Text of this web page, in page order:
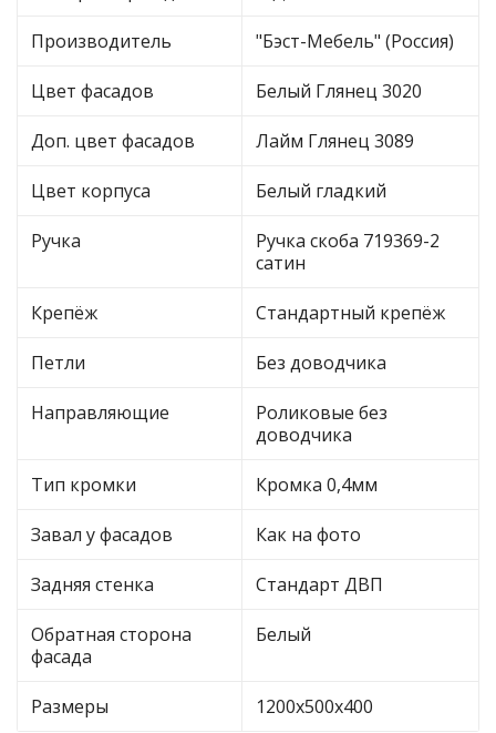
Производитель "Бэст-Мебель" (Россия)
Цвет фасадов Белый Глянец 3020
Доп. цвет фасадов Лайм Глянец 3089
Цвет корпуса Белый гладкий
Ручка
Ручка скоба 719369-2
сатин
Крепёж Стандартный крепёж
Петли Без доводчика
Направляющие
Роликовые без
доводчика
Тип кромки Кромка 0,4мм
Завал у фасадов Как на фото
Задняя стенка Стандарт ДВП
Обратная сторона
фасада
Белый
Размеры 1200х500х400